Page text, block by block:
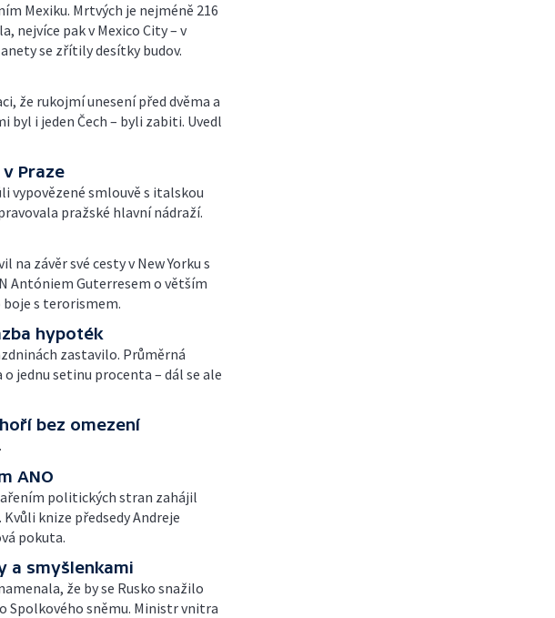
Mexiku. Mrtvých je nejméně 216
nejvíce pak v Mexico City – v
se zřítily desítky budov.
že rukojmí unesení před dvěma a
byl i jeden Čech – byli zabiti. Uvedl
Praze
vypovězené smlouvě s italskou
pražské hlavní nádraží.
závěr své cesty v New Yorku s
Antóniem Guterresem o větším
s terorismem.
hypoték
zastavilo. Průměrná
jednu setinu procenta – dál se ale
bez omezení
ANO
politických stran zahájil
knize předsedy Andreje
pokuta.
a smyšlenkami
že by se Rusko snažilo
Spolkového sněmu. Ministr vnitra